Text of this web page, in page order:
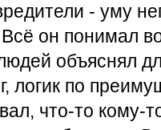
- уму
он понимал
объяснял
логик по
что-то кому-